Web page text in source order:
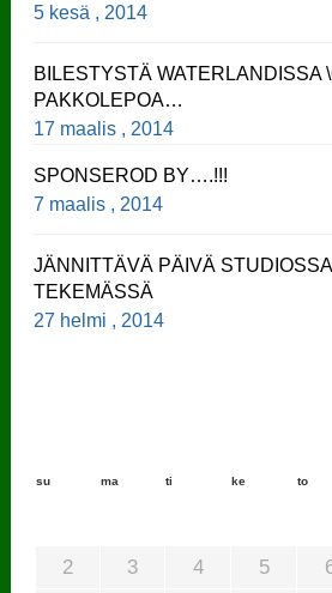
5 kesä , 2014
BILESTYSTÄ WATERLANDISSA
PAKKOLEPOA…
17 maalis , 2014
SPONSEROD BY….!!!
7 maalis , 2014
JÄNNITTÄVÄ PÄIVÄ
TEKEMÄSSÄ
27 helmi , 2014
su ma ti ke to
2
3 4 5